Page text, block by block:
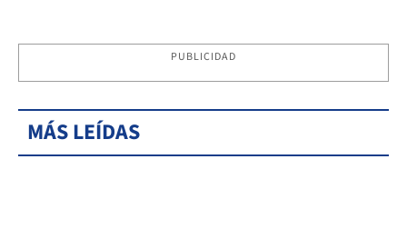
PUBLICIDAD
MÁS LEÍDAS